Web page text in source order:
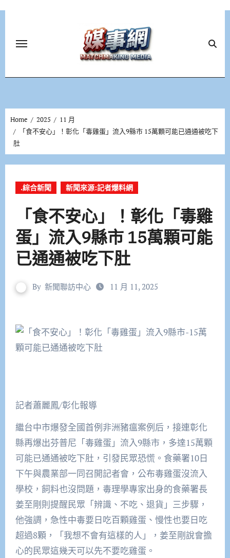
Home 2025
11 月
「食不安心」！彰化「毒雞蛋」流入9縣市 15萬顆可能已通通被吃下
肚
.綜合新聞 新聞來源:記者爆料網
「食不安心」！彰化「毒雞
蛋」流入9縣市 15萬顆可能
已通通被吃下肚
By 新聞聯訪中心 11 月 11, 2025
記者蕭麗鳳/彰化報導
繼台中市爆發全國首例非洲豬瘟案例后，接連彰化
縣再爆出芬普尼「毒雞蛋」流入9縣市，多達15萬顆
可能已通通被吃下肚，引發民眾恐慌。食藥署10日
下午與農業部一同召開記者會，公布毒雞蛋沒流入
學校，飼料也沒問題，毒理學專家出身的食藥署長
姜至剛則提醒民眾「辨識、不吃、退貨」三步驟，
他強調，急性中毒要日吃百顆雞蛋、慢性也要日吃
超過8顆，「我想不會有這樣的人」，姜至剛說會擔
心的民眾這幾天可以先不要吃雞蛋。